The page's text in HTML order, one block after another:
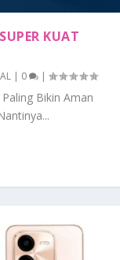
KUAT
| 0 |
Bikin Aman